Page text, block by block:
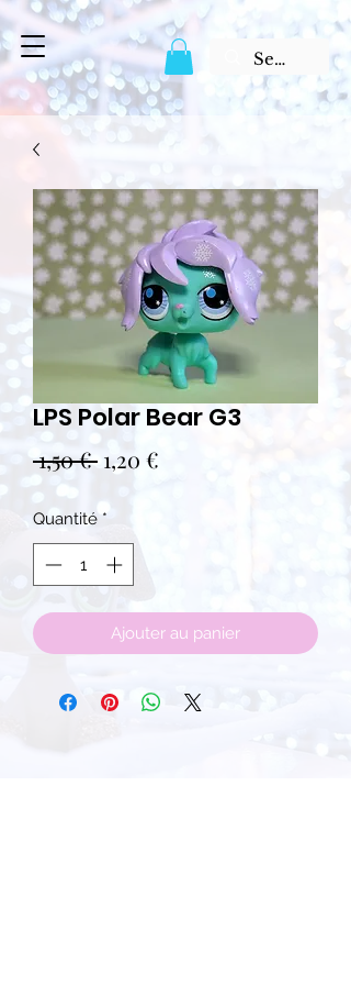
LPS Polar Bear G3
1,50 € Prix
1,20 €
Quantité *
Ajouter au panier